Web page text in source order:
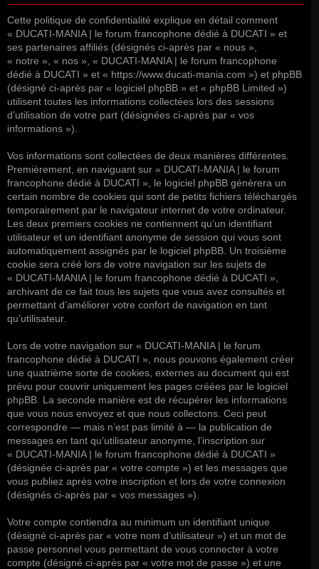
Cette politique de confidentialité explique en détail comment
« DUCATI-MANIA | le forum francophone dédié à DUCATI » et
ses partenaires affiliés (désignés ci-après par « nous »,
« notre », « nos », « DUCATI-MANIA | le forum francophone
dédié à DUCATI » et « https://www.ducati-mania.com ») et phpBB
(désigné ci-après par « logiciel phpBB » et « phpBB Limited »)
utilisent toutes les informations collectées lors des sessions
d’utilisation de votre part (désignées ci-après par « vos
informations »).
Vos informations sont collectées de deux manières différentes.
Premièrement, en naviguant sur « DUCATI-MANIA | le forum
francophone dédié à DUCATI », le logiciel phpBB génèrera un
certain nombre de cookies qui sont de petits fichiers téléchargés
temporairement par le navigateur internet de votre ordinateur.
Les deux premiers cookies ne contiennent qu’un identifiant
utilisateur et un identifiant anonyme de session qui vous sont
automatiquement assignés par le logiciel phpBB. Un troisième
cookie sera créé lors de votre navigation sur les sujets de
« DUCATI-MANIA | le forum francophone dédié à DUCATI »,
archivant de ce fait tous les sujets que vous avez consultés et
permettant d’améliorer votre confort de navigation en tant
qu’utilisateur.
Lors de votre navigation sur « DUCATI-MANIA | le forum
francophone dédié à DUCATI », nous pouvons également créer
une quatrième sorte de cookies, externes au document qui est
prévu pour couvrir uniquement les pages créées par le logiciel
phpBB. La seconde manière est de récupérer les informations
que vous nous envoyez et que nous collectons. Ceci peut
correspondre — mais n’est pas limité à — la publication de
messages en tant qu’utilisateur anonyme, l’inscription sur
« DUCATI-MANIA | le forum francophone dédié à DUCATI »
(désignée ci-après par « votre compte ») et les messages que
vous publiez après votre inscription et lors de votre connexion
(désignés ci-après par « vos messages »).
Votre compte contiendra au minimum un identifiant unique
(désigné ci-après par « votre nom d’utilisateur ») et un mot de
passe personnel vous permettant de vous connecter à votre
compte (désigné ci-après par « votre mot de passe ») et une